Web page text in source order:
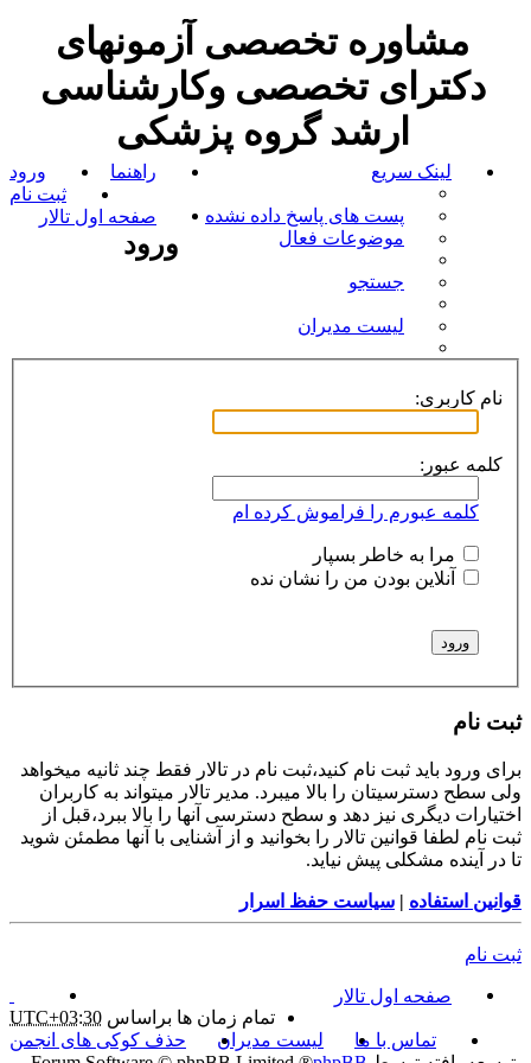
مشاوره تخصصی آزمونهای
دکترای تخصصی وکارشناسی
ارشد گروه پزشکی
لینک سریع
پست های پاسخ داده نشده
موضوعات فعال
جستجو
لیست مدیران
راهنما
ورود
ثبت نام
صفحه اول تالار
ورود
نام کاربری:
کلمه عبور:
کلمه عبورم را فراموش کرده ام
مرا به خاطر بسپار
آنلاین بودن من را نشان نده
ثبت نام
برای ورود باید ثبت نام کنید،ثبت نام در تالار فقط چند ثانیه میخواهد
ولی سطح دسترسیتان را بالا میبرد. مدیر تالار میتواند به کاربران
اختیارات دیگری نیز دهد و سطح دسترسی آنها را بالا ببرد،قبل از
ثبت نام لطفا قوانین تالار را بخوانید و از آشنایی با آنها مطمئن شوید
تا در آینده مشکلی پیش نیاید.
قوانین استفاده | سیاست حفظ اسرار
ثبت نام
صفحه اول تالار
تمام زمان ها براساس UTC+03:30
حذف کوکی های انجمن
لیست مدیران
تماس با ما